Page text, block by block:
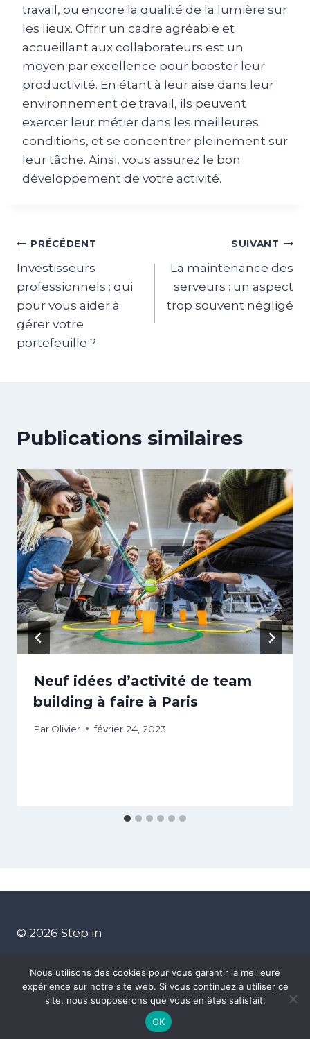
travail, ou encore la qualité de la lumière sur
les lieux. Offrir un cadre agréable et
accueillant aux collaborateurs est un
moyen par excellence pour booster leur
productivité. En étant à leur aise dans leur
environnement de travail, ils peuvent
exercer leur métier dans les meilleures
conditions, et se concentrer pleinement sur
leur tâche. Ainsi, vous assurez le bon
développement de votre activité.
Navigation
de
l’article
PRÉCÉDENT
Investisseurs
professionnels : qui
pour vous aider à
gérer votre
portefeuille ?
SUIVANT
La maintenance des
serveurs : un aspect
trop souvent négligé
Publications similaires
Neuf idées d’activité de team
building à faire à Paris
Par Olivier février 24, 2023
© 2026 Step in
Contactez-nous Mentions Légales
Nous utilisons des cookies pour vous garantir la meilleure
expérience sur notre site web. Si vous continuez à utiliser ce
site, nous supposerons que vous en êtes satisfait.
OK